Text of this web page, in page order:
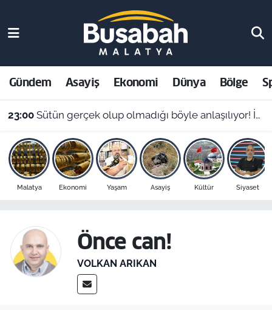
Gündem Asayiş Ekonomi Dünya Bölge
23:00 Sütün gerçek olup olmadığı böyle anlaşılıyor! İşte o yöntem
Malatya Ekonomi Yaşam Asayiş Kültür Siyaset
Önce can!
VOLKAN ARIKAN
Asayiş
Ekonomi
Dünya
Bölge
Resmi İlanlar
Malatya Nöbetçi Eczaneler
Malatya Hava Durumu
Malatya Namaz Vakitleri
Malatya Trafik Yoğunluk Haritası
Süper Lig Puan Durumu ve Fikstür
Son Dakika Haberleri
Haber Arşivi